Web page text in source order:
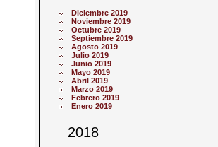
Diciembre 2019
Noviembre 2019
Octubre 2019
Septiembre 2019
Agosto 2019
Julio 2019
Junio 2019
Mayo 2019
Abril 2019
Marzo 2019
Febrero 2019
Enero 2019
2018